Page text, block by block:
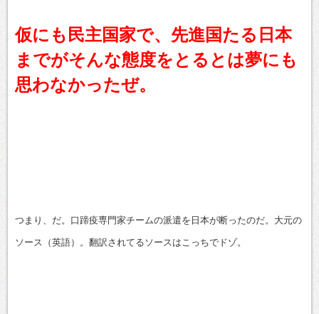
仮にも民主国家で、先進国たる日本
までがそんな態度をとるとは夢にも
思わなかったぜ。
つまり、だ。口蹄疫専門家チームの派遣を日本が断ったのだ。大元の
ソース（英語）。翻訳されてるソースはこっちでドゾ。